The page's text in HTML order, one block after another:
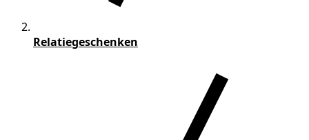
Relatiegeschenken